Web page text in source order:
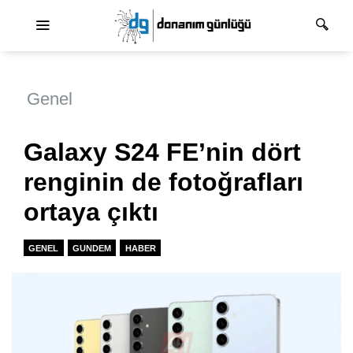
Genel
Galaxy S24 FE’nin dört
renginin de fotoğrafları
ortaya çıktı
GENEL GUNDEM HABER